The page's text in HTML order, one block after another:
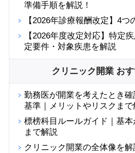
準備手順を解説！
【2026年診療報酬改定】4
【2026年度改定対応】特定
定要件・対象疾患を解説
クリニック開業 お
勤務医が開業を考えたとき
基準｜メリットやリスクまで
標榜科目ルールガイド｜基本
まで解説
クリニック開業の全体像を